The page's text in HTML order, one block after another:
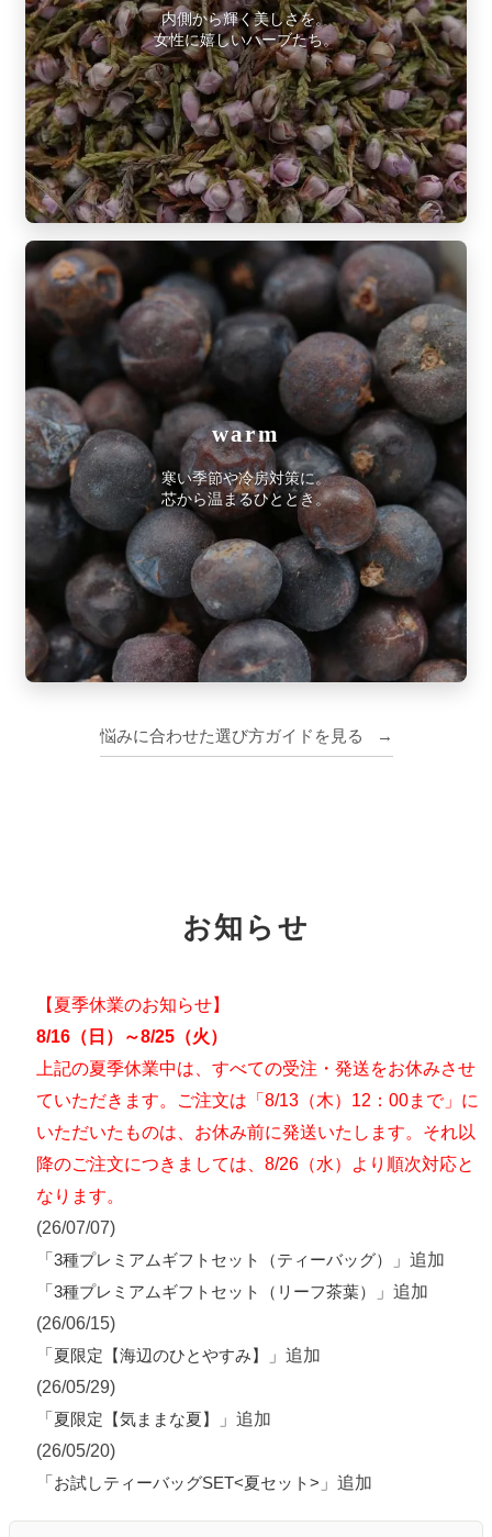
内側から輝く美しさを。
女性に嬉しいハーブたち。
warm
寒い季節や冷房対策に。
芯から温まるひととき。
悩みに合わせた選び方ガイドを見る →
お知らせ
【夏季休業のお知らせ】
8/16（日）～8/25（火）
上記の夏季休業中は、すべての受注・発送をお休みさせ
ていただきます。ご注文は「8/13（木）12：00まで」に
いただいたものは、お休み前に発送いたします。それ以
降のご注文につきましては、8/26（水）より順次対応と
なります。
(26/07/07)
「 3種プレミアムギフトセット（ティーバッグ）
」追加
「 3種プレミアムギフトセット（リーフ茶葉）
」追加
(26/06/15)
「 夏限定【海辺のひとやすみ】
」追加
(26/05/29)
「 夏限定【気ままな夏】
」追加
(26/05/20)
「 お試しティーバッグSET<夏セット> 」追加